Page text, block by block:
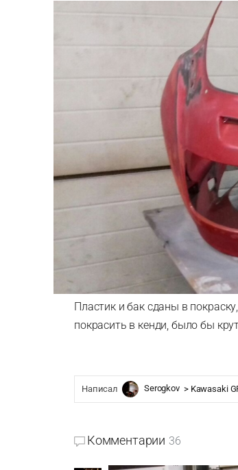
Пластик и бак сданы в
покрасить в кенди, было бы
Написал Serogkov > Kawasaki
Комментарии 36